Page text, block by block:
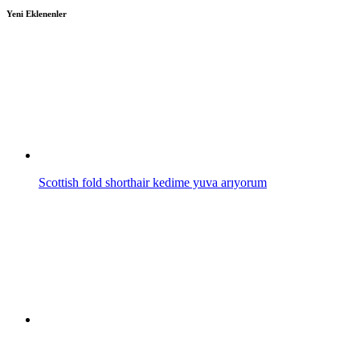
Yeni Eklenenler
Scottish fold shorthair kedime yuva arıyorum